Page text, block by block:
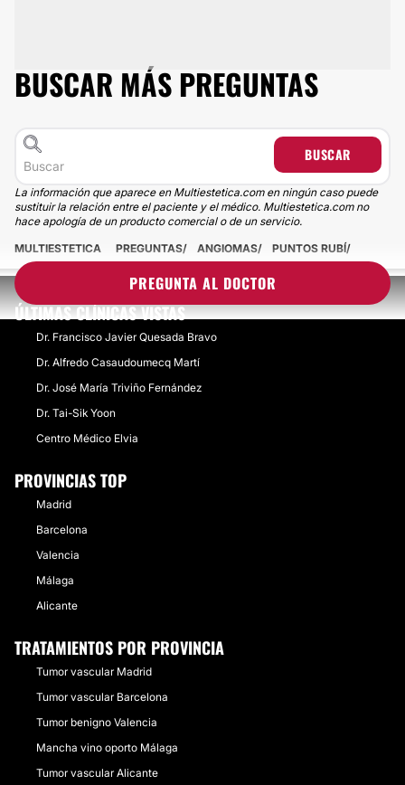
BUSCAR MÁS PREGUNTAS
BUSCAR
La información que aparece en Multiestetica.com en ningún caso puede
sustituir la relación entre el paciente y el médico. Multiestetica.com no
hace apología de un producto comercial o de un servicio.
PREGUNTA AL DOCTOR
MULTIESTETICA PREGUNTAS ANGIOMAS PUNTOS RUBÍ
ÚLTIMAS CLÍNICAS VISTAS
Dr. Francisco Javier Quesada Bravo
Dr. Alfredo Casaudoumecq Martí
Dr. José María Triviño Fernández
Dr. Tai-Sik Yoon
Centro Médico Elvia
PROVINCIAS TOP
Madrid
Barcelona
Valencia
Málaga
Alicante
TRATAMIENTOS POR PROVINCIA
Tumor vascular Madrid
Tumor vascular Barcelona
Tumor benigno Valencia
Mancha vino oporto Málaga
Tumor vascular Alicante